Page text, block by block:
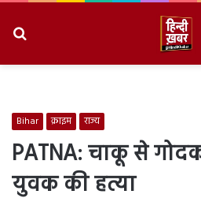
Bihar क्राइम राज्य
PATNA: चाकू से
युवक की हत्या